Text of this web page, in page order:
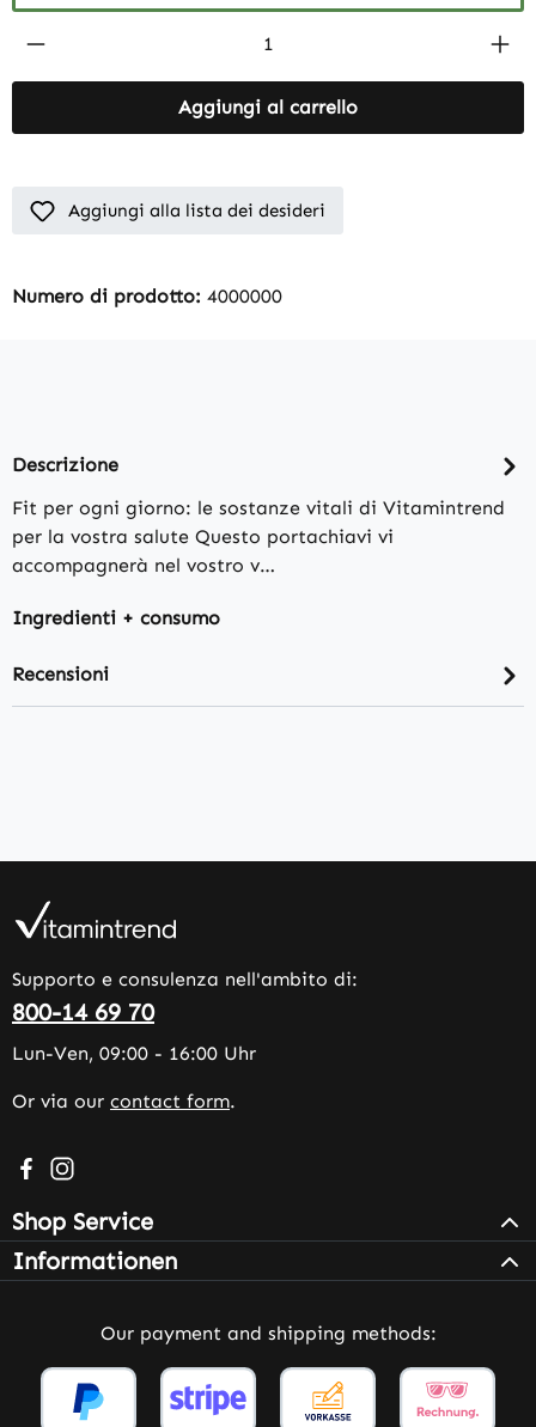
Product Quantity: Enter the desired
Aggiungi al carrello
Aggiungi alla lista dei desideri
Numero di prodotto: 4000000
Descrizione
Fit per ogni giorno: le sostanze vitali di Vitamintrend
per la vostra salute Questo portachiavi vi
accompagnerà nel vostro v…
Ingredienti + consumo
Recensioni
Supporto e consulenza nell'ambito di:
800-14 69 70
Lun-Ven, 09:00 - 16:00 Uhr
Or via our contact form.
Visit us on Facebook – opens in a new browser tab
Check us out on Instagram – opens in a new
Shop Service
Informationen
Our payment and shipping methods: